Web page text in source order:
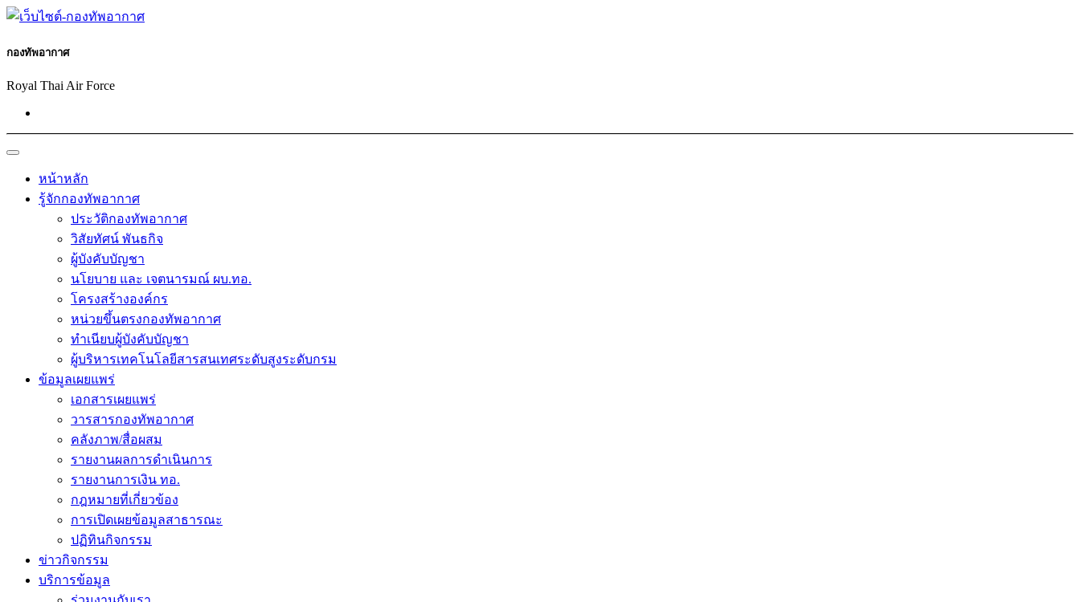
กองทัพอากาศ
Royal Thai Air Force
หน้าหลัก
รู้จักกองทัพอากาศ
ประวัติกองทัพอากาศ
วิสัยทัศน์ พันธกิจ
ผู้บังคับบัญชา
นโยบาย และ เจตนารมณ์ ผบ.ทอ.
โครงสร้างองค์กร
หน่วยขึ้นตรงกองทัพอากาศ
ทำเนียบผู้บังคับบัญชา
ผู้บริหารเทคโนโลยีสารสนเทศระดับสูงระดับกรม
ข้อมูลเผยแพร่
เอกสารเผยแพร่
วารสารกองทัพอากาศ
คลังภาพ/สื่อผสม
รายงานผลการดำเนินการ
รายงานการเงิน ทอ.
กฎหมายที่เกี่ยวข้อง
การเปิดเผยข้อมูลสาธารณะ
ปฏิทินกิจกรรม
ข่าวกิจกรรม
บริการข้อมูล